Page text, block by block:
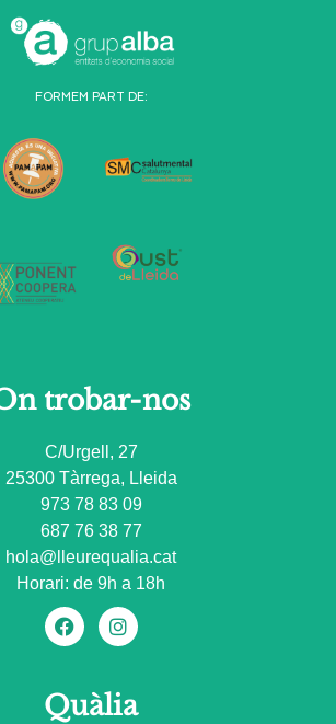
FORMEM PART DE:
trobar-nos
C/Urgell, 27
25300 Tàrrega, Lleida
973 78 83 09
687 76 38 77
hola@lleurequalia.cat
Horari: de 9h a 18h
Quàlia